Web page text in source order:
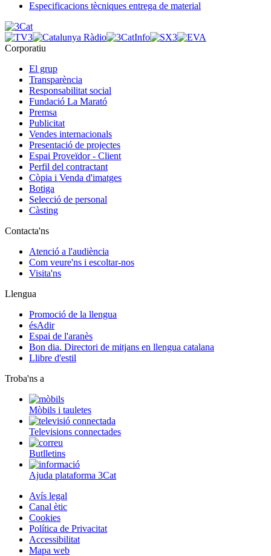
Especificacions tècniques entrega de material
Corporatiu
El grup
Transparència
Responsabilitat social
Fundació La Marató
Premsa
Publicitat
Vendes internacionals
Presentació de projectes
Espai Proveïdor - Client
Perfil del contractant
Còpia i Venda d'imatges
Botiga
Selecció de personal
Càsting
Contacta'ns
Atenció a l'audiència
Com veure'ns i escoltar-nos
Visita'ns
Llengua
Promoció de la llengua
ésAdir
Espai de l'aranès
Bon dia. Directori de mitjans en llengua catalana
Llibre d'estil
Troba'ns a
Mòbils i tauletes
Televisions connectades
Butlletins
Ajuda plataforma 3Cat
Avís legal
Canal ètic
Cookies
Política de Privacitat
Accessibilitat
Mapa web